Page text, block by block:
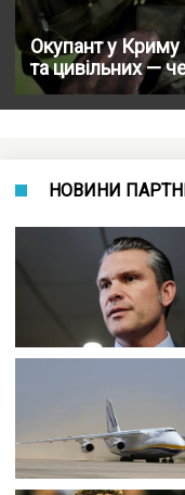
Окупант у Криму
та цивільних —
НОВИНИ